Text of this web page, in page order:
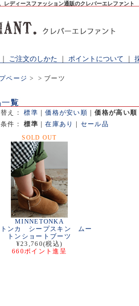
ディースファッション通販のクレバーエレファント
ご注文のしかた ポイントについて
ページ >
> ブーツ
替え：標準 ｜価格が安い順 ｜価格が高い順
条件：標準 ｜在庫あり ｜ セール品
SOLD OUT
MINNETONKA
トンカ シープスキン ムー
トンショートブーツ
¥23,760(税込)
660ポイント進呈